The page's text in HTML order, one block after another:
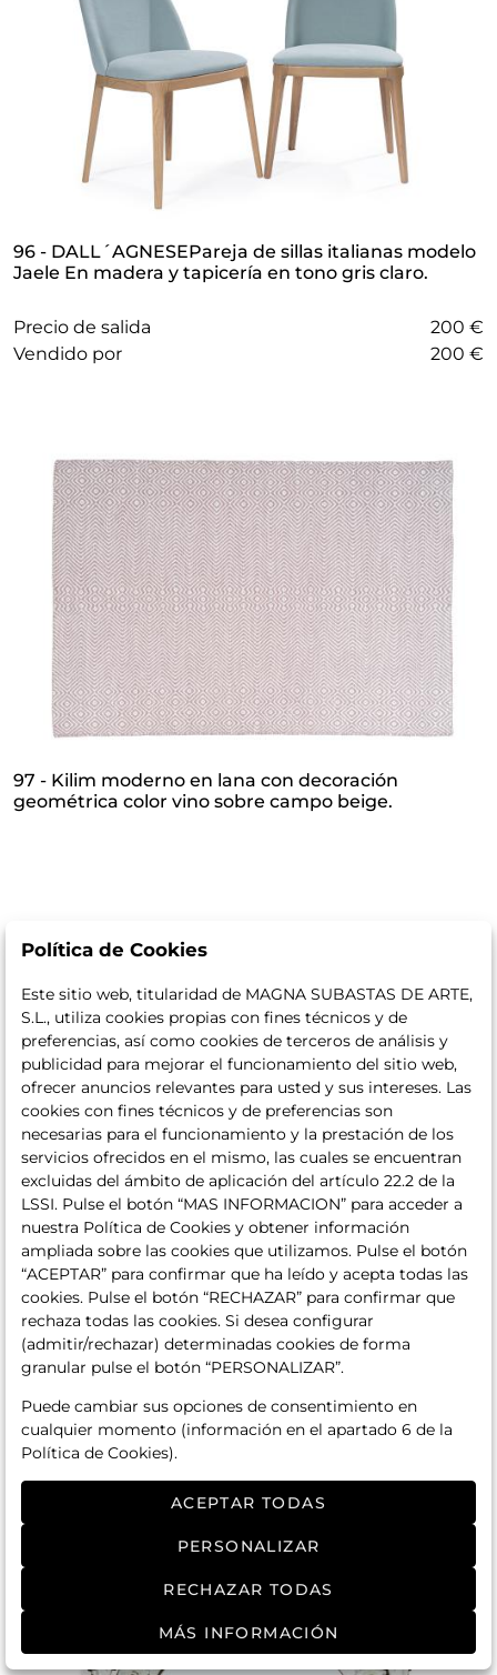
96 - DALL´AGNESEPareja de sillas italianas modelo
Jaele En madera y tapicería en tono gris claro.
Precio de salida
200 €
vendido por
200 €
97 - Kilim moderno en lana con decoración
geométrica color vino sobre campo beige.
98 - Pareja de lámparas de mesa en cristal de
Murano, Italia, años 80. En vidrio soplado incoloro y
rosa, con trabajo de venturina. Pantalla de forma
acampanada con decoración reticulada y perímetro
ondulado.
Política de Cookies
Este sitio web, titularidad de MAGNA SUBASTAS DE ARTE,
S.L., utiliza cookies propias con fines técnicos y de
preferencias, así como cookies de terceros de análisis y
publicidad para mejorar el funcionamiento del sitio web,
ofrecer anuncios relevantes para usted y sus intereses. Las
cookies con fines técnicos y de preferencias son
necesarias para el funcionamiento y la prestación de los
servicios ofrecidos en el mismo, las cuales se encuentran
excluidas del ámbito de aplicación del artículo 22.2 de la
LSSI. Pulse el botón “MAS INFORMACION” para acceder a
nuestra Política de Cookies y obtener información
ampliada sobre las cookies que utilizamos. Pulse el botón
“ACEPTAR” para confirmar que ha leído y acepta todas las
cookies. Pulse el botón “RECHAZAR” para confirmar que
rechaza todas las cookies. Si desea configurar
(admitir/rechazar) determinadas cookies de forma
granular pulse el botón “PERSONALIZAR”.
Puede cambiar sus opciones de consentimiento en
cualquier momento (información en el apartado 6 de la
Política de Cookies).
ACEPTAR TODAS
PERSONALIZAR
RECHAZAR TODAS
MÁS INFORMACIÓN